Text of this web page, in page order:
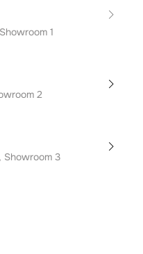
1
2
Showroom 3